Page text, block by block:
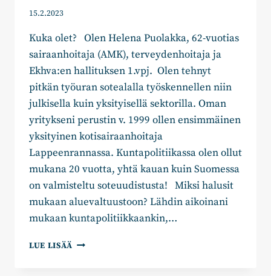
15.2.2023
Kuka olet? Olen Helena Puolakka, 62-vuotias
sairaanhoitaja (AMK), terveydenhoitaja ja
Ekhva:en hallituksen 1.vpj. Olen tehnyt
pitkän työuran sotealalla työskennellen niin
julkisella kuin yksityisellä sektorilla. Oman
yritykseni perustin v. 1999 ollen ensimmäinen
yksityinen kotisairaanhoitaja
Lappeenrannassa. Kuntapolitiikassa olen ollut
mukana 20 vuotta, yhtä kauan kuin Suomessa
on valmisteltu soteuudistusta! Miksi halusit
mukaan aluevaltuustoon? Lähdin aikoinani
mukaan kuntapolitiikkaankin,…
LUE LISÄÄ HELENA